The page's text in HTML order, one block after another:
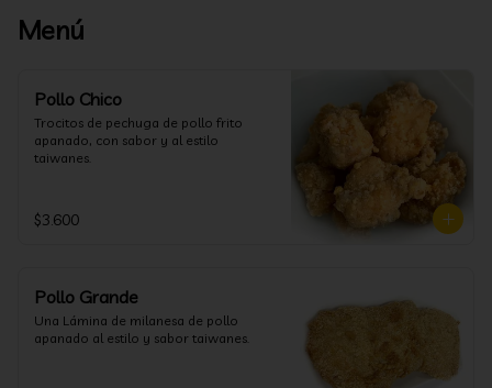
Menú
Pollo Chico
Trocitos de pechuga de pollo frito
apanado, con sabor y al estilo
taiwanes.
$3.600
Pollo Grande
Una Lámina de milanesa de pollo
apanado al estilo y sabor taiwanes.